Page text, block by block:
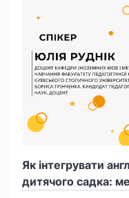
Як інтегрувати
дитячого садка: